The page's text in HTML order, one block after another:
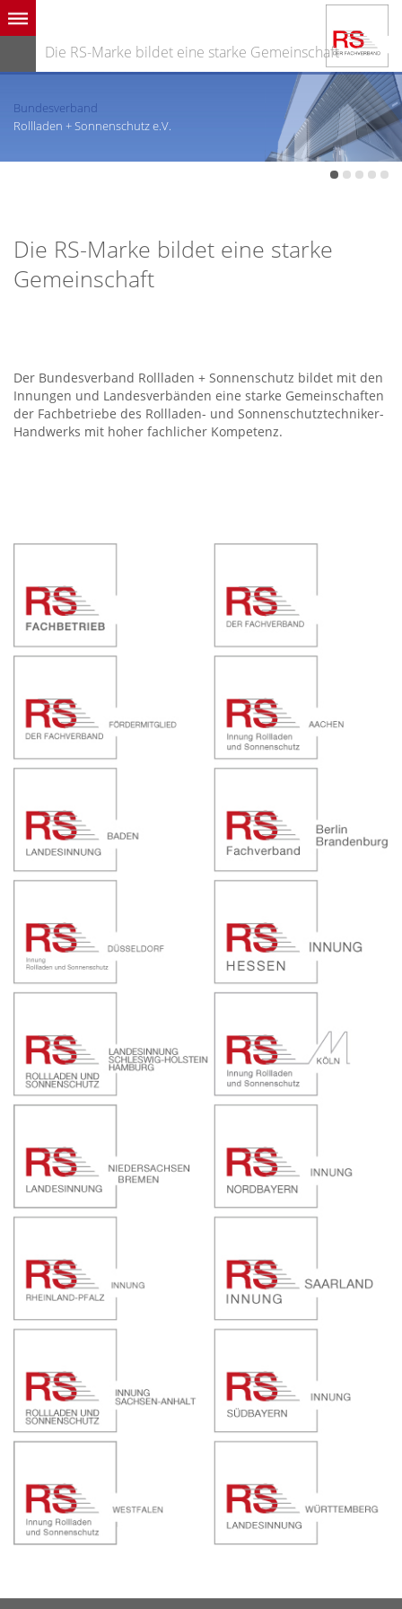
Die RS-Marke bildet eine starke Gemeinschaft
Bundesverband
Rollladen + Sonnenschutz e.V.
Die RS-Marke bildet eine starke
Gemeinschaft
Der Bundesverband Rollladen + Sonnenschutz bildet mit den
Innungen und Landesverbänden eine starke Gemeinschaften
der Fachbetriebe des Rollladen- und Sonnenschutztechniker-
Handwerks mit hoher fachlicher Kompetenz.